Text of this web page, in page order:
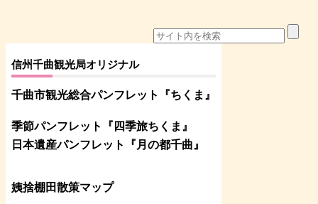
信州千曲観光局オリジナル
千曲市観光総合パンフレット 『ちくま 』
季節パンフレット『四季旅ちくま』
日本遺産パンフレット
『月の都千曲 』
姨捨棚田散策マップ